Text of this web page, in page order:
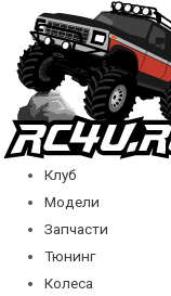
Перейти
содержимому
Клуб
Модели
Запчасти
Тюнинг
Колеса